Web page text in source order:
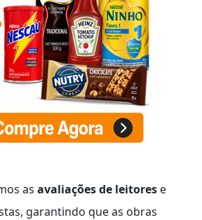
as avaliações de leitores e
garantindo que as obras